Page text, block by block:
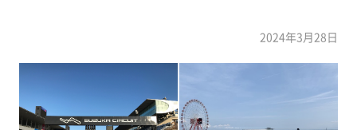
2024年3月28日